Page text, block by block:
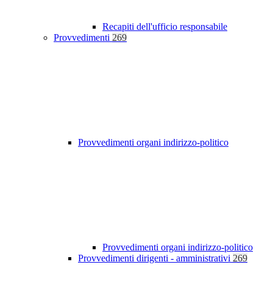
Recapiti dell'ufficio responsabile
Provvedimenti 269
Provvedimenti organi indirizzo-politico
Provvedimenti organi indirizzo-politico
Provvedimenti dirigenti - amministrativi 269